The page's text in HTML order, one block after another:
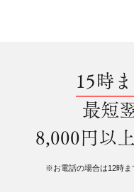
15時
最短
8,000円以
※お電話の場合は12時ま